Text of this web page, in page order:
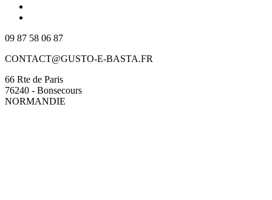
09 87 58 06 87
CONTACT@GUSTO-E-BASTA.FR
66 Rte de Paris
76240 - Bonsecours
NORMANDIE